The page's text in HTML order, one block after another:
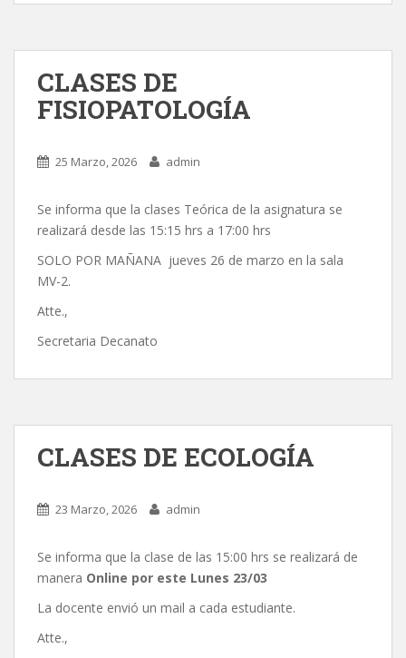
CLASES DE
FISIOPATOLOGÍA
25 Marzo, 2026 admin
Se informa que la clases Teórica de la asignatura se
realizará desde las 15:15 hrs a 17:00 hrs
SOLO POR MAÑANA jueves 26 de marzo en la sala
MV-2.
Atte.,
Secretaria Decanato
CLASES DE ECOLOGÍA
23 Marzo, 2026 admin
Se informa que la clase de las 15:00 hrs se realizará de
manera Online por este Lunes 23/03
La docente envió un mail a cada estudiante.
Atte.,